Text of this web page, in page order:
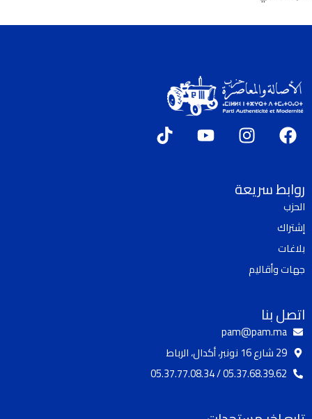
F
a
b
o
o
k
I
n
a
Y
o
T
i
روابط سريعة
الحزب
إشتراك
بلاغات
جهات وأقاليم
اتصل بنا
pam@pam.ma
29 شارع 16 نونبر، أكدال، الرباط
05.37.68.39.62 / 05.37.77.08.34